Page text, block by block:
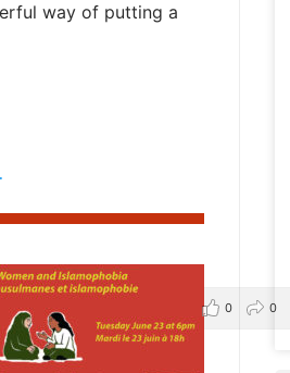
way of putting a
0 0